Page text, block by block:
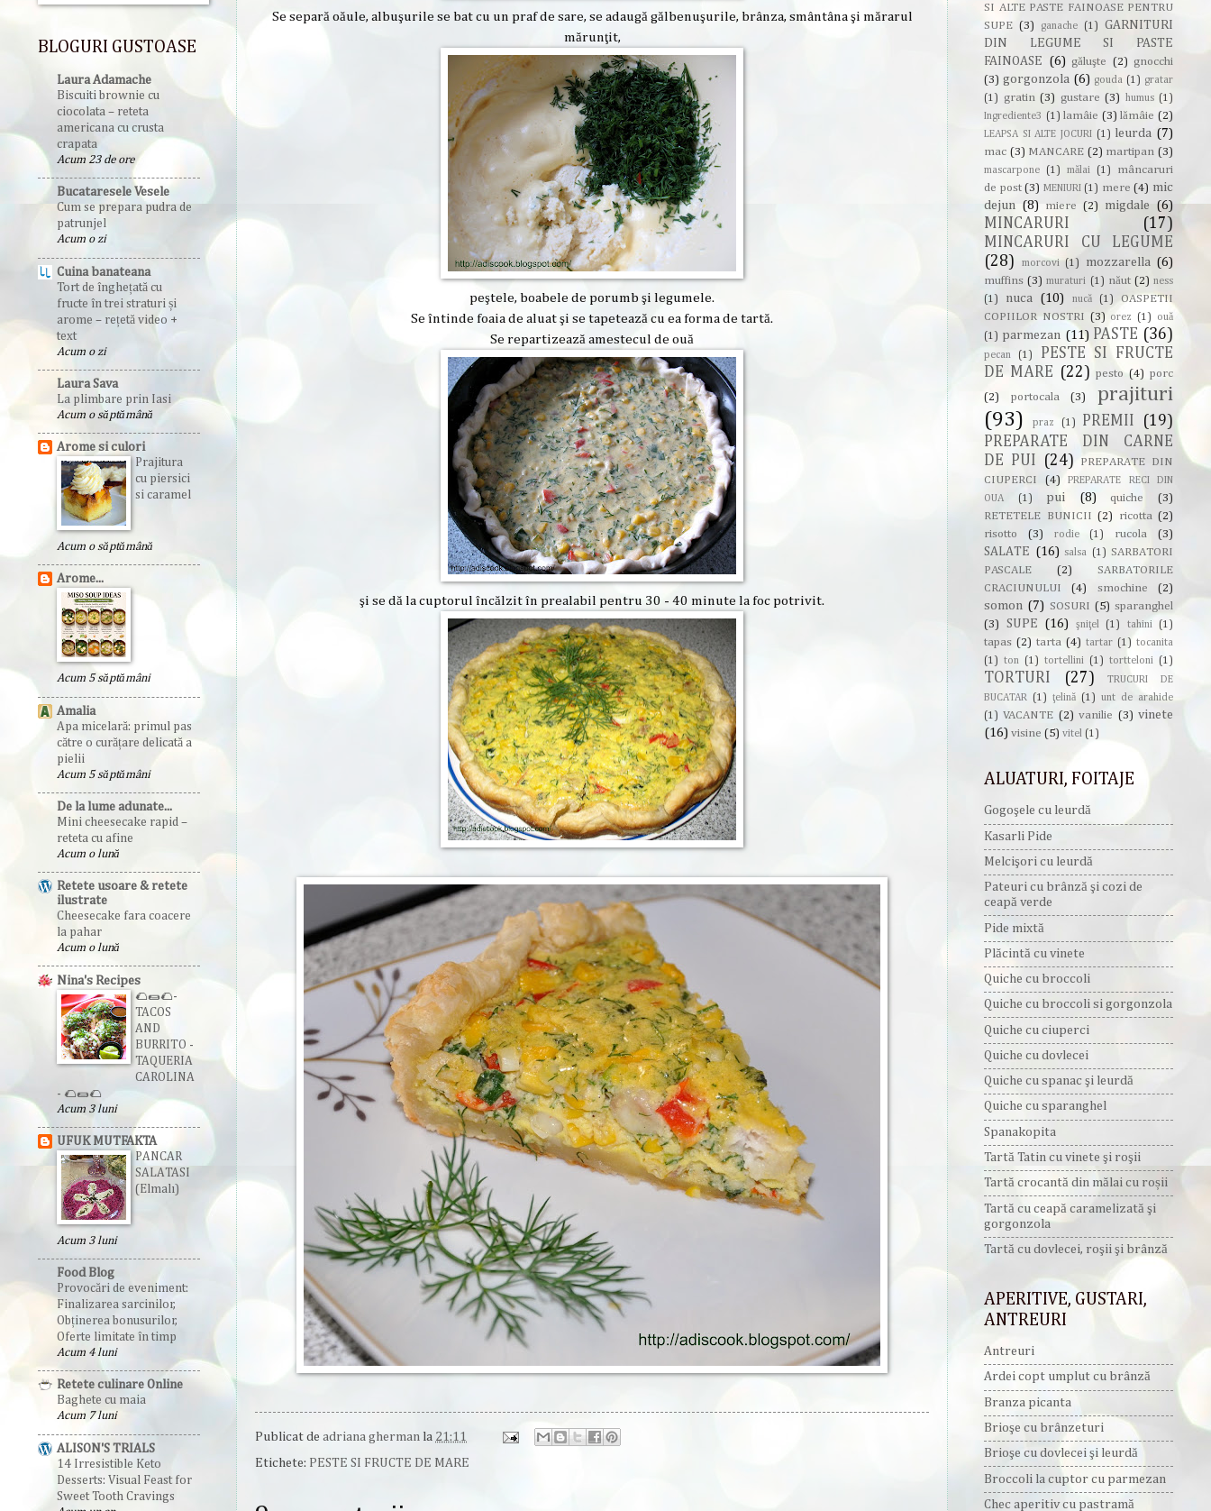
Se separă oăule, albuşurile se bat cu un praf de sare, se adaugă gălbenuşurile, brânza, smântâna şi mărarul
mărunţit,
peştele, boabele de porumb şi legumele.
Se întinde foaia de aluat şi se tapetează cu ea forma de tartă.
Se repartizează amestecul de ouă
şi se dă la cuptorul încălzit în prealabil pentru 30 - 40 minute la foc potrivit.
Publicat de adriana gherman la 21:11
Etichete: PESTE SI FRUCTE DE MARE
BLOGURI GUSTOASE
Laura Adamache
Biscuiti brownie cu
ciocolata – reteta
americana cu crusta
crapata
Acum 23 de ore
Bucataresele Vesele
Cum se prepara pudra de
patrunjel
Acum o zi
Cuina banateana
Tort de înghețată cu
fructe în trei straturi și
arome – rețetă video +
text
Acum o zi
Laura Sava
La plimbare prin Iasi
Acum o săptămână
Arome si culori
Prajitura
cu piersici
si caramel
Acum o săptămână
Arome...
Acum 5 săptămâni
Amalia
Apa micelară: primul pas
către o curățare delicată a
pielii
Acum 5 săptămâni
De la lume adunate...
Mini cheesecake rapid –
reteta cu afine
Acum o lună
Retete usoare & retete
ilustrate
Cheesecake fara coacere
la pahar
Acum o lună
Nina's Recipes
🌮🌯🌮-
TACOS
AND
BURRITO -
TAQUERIA
CAROLINA
- 🌮🌯🌮
Acum 3 luni
UFUK MUTFAKTA
PANCAR
SALATASI
(Elmalı)
Acum 3 luni
Food Blog
Provocări de eveniment:
Finalizarea sarcinilor,
Obținerea bonusurilor,
Oferte limitate în timp
Acum 4 luni
Retete culinare Online
Baghete cu maia
Acum 7 luni
ALISON'S TRIALS
14 Irresistible Keto
Desserts: Visual Feast for
Sweet Tooth Cravings
SI ALTE PASTE FAINOASE PENTRU
SUPE (3) ganache (1)
GARNITURI
DIN LEGUME SI PASTE
FAINOASE
(6) găluşte (2)
gnocchi
(3) gorgonzola (6) gouda (1) gratar
(1)
gratin (3) gustare (3) humus (1)
Ingrediente3 (1) lamâie (3) lămâie (2)
LEAPSA SI ALTE JOCURI (1) leurda (7)
mac (3) MANCARE (2) martipan (3)
mascarpone (1) mălai (1)
mâncaruri
de post (3) MENIURI (1) mere (4) mic
dejun (8) miere (2) migdale (6)
MINCARURI
(17)
MINCARURI CU LEGUME
(28)
morcovi (1) mozzarella (6)
muffins (3) muraturi (1) năut (2) ness
(1)
nuca (10) nucă (1)
OASPETII
COPIILOR NOSTRI (3) orez (1)
ouă
(1) parmezan (11) PASTE (36)
pecan (1)
PESTE SI FRUCTE
DE MARE (22) pesto (4) porc
(2)
portocala (3)
prajituri
(93)
praz (1) PREMII
(19)
PREPARATE DIN CARNE
DE PUI
(24)
PREPARATE DIN
CIUPERCI
(4)
PREPARATE RECI DIN
OUA
(1) pui (8) quiche
(3)
RETETELE BUNICII (2) ricotta (2)
risotto
(3) rodie (1) rucola (3)
SALATE (16) salsa (1) SARBATORI
PASCALE
(2)
SARBATORILE
CRACIUNULUI
(4) smochine (2)
somon (7) SOSURI (5) sparanghel
(3)
SUPE (16) şniţel (1) tahini (1)
tapas (2) tarta (4) tartar (1) tocanita
(1) ton (1) tortellini (1) tortteloni (1)
TORTURI (27)
TRUCURI DE
BUCATAR (1) ţelină (1) unt de arahide
(1) VACANTE (2) vanilie (3) vinete
(16) visine (5) vitel (1)
ALUATURI, FOITAJE
Gogoşele cu leurdă
Kasarli Pide
Melcişori cu leurdă
Pateuri cu brânză şi cozi de
ceapă verde
Pide mixtă
Plăcintă cu vinete
Quiche cu broccoli
Quiche cu broccoli si gorgonzola
Quiche cu ciuperci
Quiche cu dovlecei
Quiche cu spanac şi leurdă
Quiche cu sparanghel
Spanakopita
Tartă Tatin cu vinete şi roşii
Tartă crocantă din mălai cu roșii
Tartă cu ceapă caramelizată şi
gorgonzola
Tartă cu dovlecei, roşii şi brânză
APERITIVE, GUSTARI,
ANTREURI
Antreuri
Ardei copt umplut cu brânză
Branza picanta
Brioşe cu brânzeturi
Brioşe cu dovlecei şi leurdă
Broccoli la cuptor cu parmezan
Chec aperitiv cu pastramă